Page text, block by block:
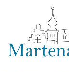
inhoud